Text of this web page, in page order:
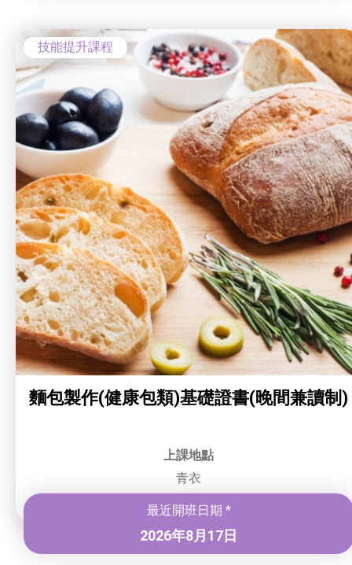
技能提升課程
麵包製作(健康包類)基礎證書(晚間兼讀制)
上課地點
青衣
最近開班日期 *
2026年8月17日